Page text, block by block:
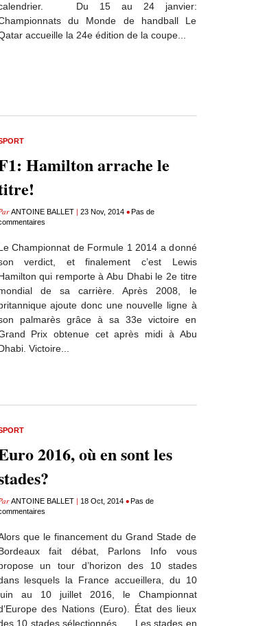
Du 15 au 24 janvier:
du Monde de handball Le
accueille la 24e édition de la coupe...
Hamilton arrache le
ANTOINE BALLET| 23 Nov, 2014 •Pas de
Championnat de Formule 1 2014 a donné
verdict, et finalement c’est Lewis
qui remporte à Abu Dhabi le 2e titre
de sa carrière. Après 2008, le
ajoute donc une nouvelle ligne à
palmarès grâce à sa 33e victoire en
Prix obtenue cet après midi à Abu
Victoire...
2016, où en sont les
ANTOINE BALLET| 18 Oct, 2014 •Pas de
que le financement du Grand Stade de
fait débat, Parlons Info vous
un tour d’horizon des 10 stades
lesquels la France accueillera, du 10
au 10 juillet 2016, le Championnat
des Nations (Euro). État des lieux
10 stades sélectionnés. Les stades en